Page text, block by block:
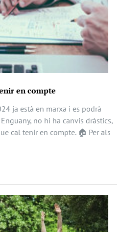
en compte
ja està en marxa i es podrà
no hi ha canvis dràstics,
cal tenir en compte. 🏠 Per als